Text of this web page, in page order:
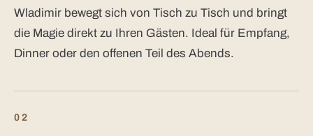
Wladimir bewegt sich von Tisch zu Tisch und bringt
die Magie direkt zu Ihren Gästen. Ideal für Empfang,
Dinner oder den offenen Teil des Abends.
02